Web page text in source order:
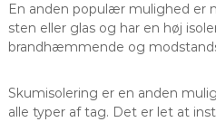
En anden populær mulighed er
sten eller glas og har en høj
brandhæmmende og
Skumisolering er en anden
alle typer af tag. Det er let at